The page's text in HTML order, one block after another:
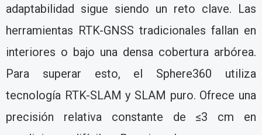
adaptabilidad sigue siendo un reto clave. Las
herramientas RTK-GNSS tradicionales fallan en
interiores o bajo una densa cobertura arbórea.
Para superar esto, el Sphere360 utiliza
tecnología RTK-SLAM y SLAM puro. Ofrece una
precisión relativa constante de ≤3 cm en